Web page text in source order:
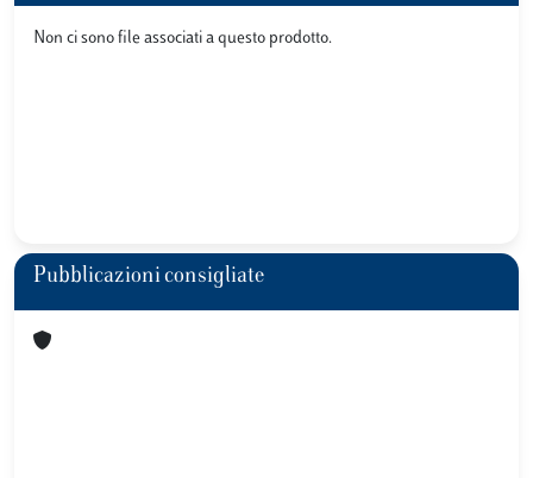
Non ci sono file associati a questo prodotto.
Pubblicazioni consigliate